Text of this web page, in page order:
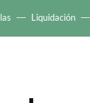
Liquidación